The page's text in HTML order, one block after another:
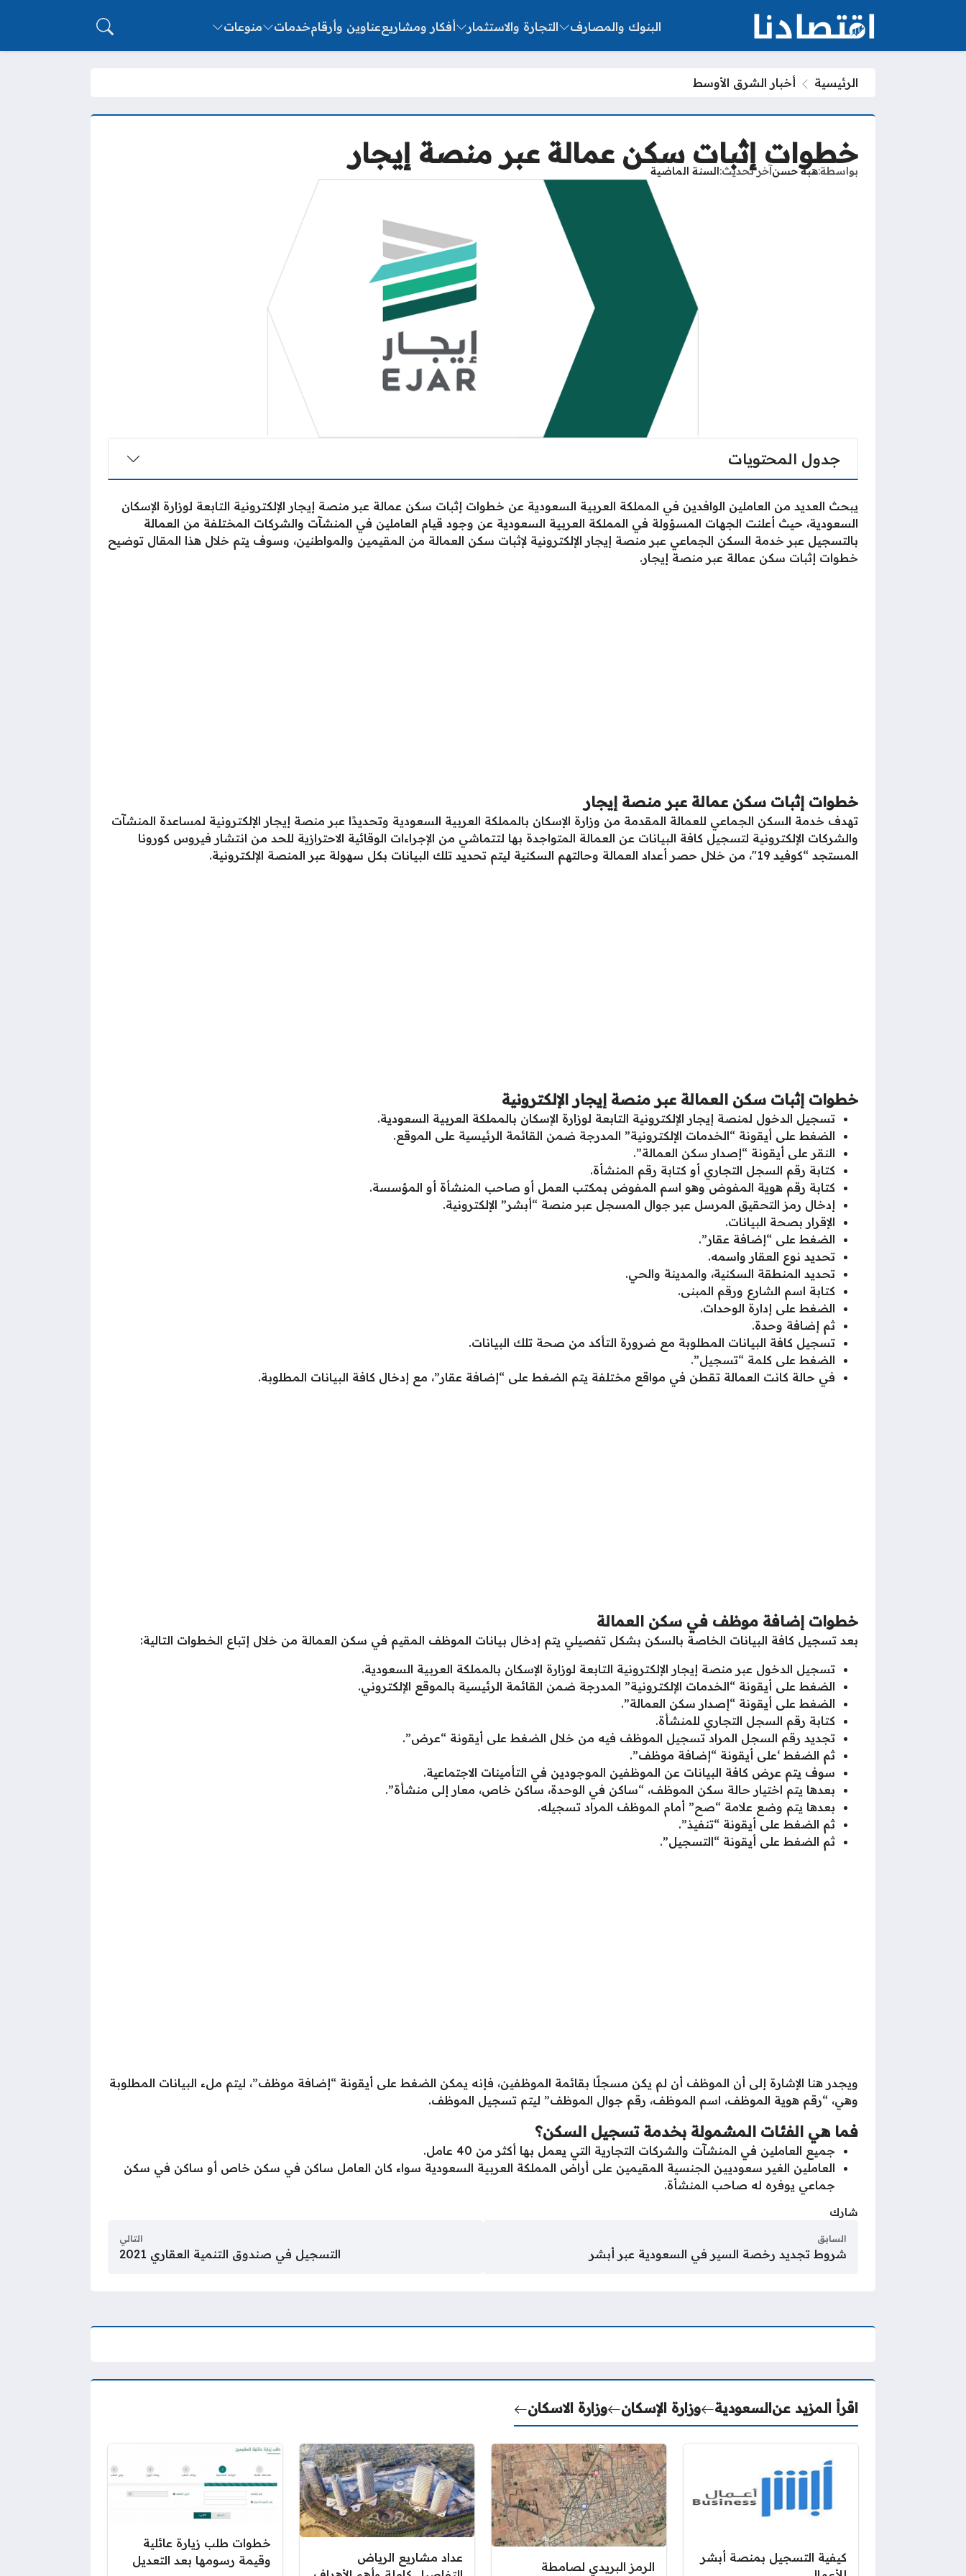
البنوك والمصارف التجارة والاستثمار أفكار ومشاريععناوين وأرقامخدمات منوعات
الرئيسية أخبار الشرق الأوسط
خطوات إثبات سكن عمالة عبر منصة إيجار
بواسطةهبة حسنآخر تحديث السنة الماضية
جدول المحتويات
يبحث العديد من العاملين الوافدين في المملكة العربية السعودية عن خطوات إثبات سكن عمالة عبر منصة إيجار الإلكترونية التابعة لوزارة الإسكان
السعودية، حيث أعلنت الجهات المسؤولة في المملكة العربية السعودية عن وجود قيام العاملين في المنشآت والشركات المختلفة من العمالة
بالتسجيل عبر خدمة السكن الجماعي عبر منصة إيجار الإلكترونية لإثبات سكن العمالة من المقيمين والمواطنين، وسوف يتم خلال هذا المقال توضيح
خطوات إثبات سكن عمالة عبر منصة إيجار.
خطوات إثبات سكن عمالة عبر منصة إيجار
تهدف خدمة السكن الجماعي للعمالة المقدمة من وزارة الإسكان بالمملكة العربية السعودية وتحديدًا عبر منصة إيجار الإلكترونية لمساعدة المنشآت
والشركات الإلكترونية لتسجيل كافة البيانات عن العمالة المتواجدة بها لتتماشي من الإجراءات الوقائية الاحترازية للحد من انتشار فيروس كورونا
المستجد “كوفيد 19″، من خلال حصر أعداد العمالة وحالتهم السكنية ليتم تحديد تلك البيانات بكل سهولة عبر المنصة الإلكترونية.
خطوات إثبات سكن العمالة عبر منصة إيجار الإلكترونية
تسجيل الدخول لمنصة إيجار الإلكترونية التابعة لوزارة الإسكان بالمملكة العربية السعودية.
الضغط على أيقونة “الخدمات الإلكترونية” المدرجة ضمن القائمة الرئيسية على الموقع.
النقر على أيقونة “إصدار سكن العمالة”.
كتابة رقم السجل التجاري أو كتابة رقم المنشأة.
كتابة رقم هوية المفوض وهو اسم المفوض بمكتب العمل أو صاحب المنشأة أو المؤسسة.
إدخال رمز التحقيق المرسل عبر جوال المسجل عبر منصة “أبشر” الإلكترونية.
الإقرار بصحة البيانات.
الضغط على “إضافة عقار”.
تحديد نوع العقار واسمه.
تحديد المنطقة السكنية، والمدينة والحي.
كتابة اسم الشارع ورقم المبنى.
الضغط على إدارة الوحدات.
ثم إضافة وحدة.
تسجيل كافة البيانات المطلوبة مع ضرورة التأكد من صحة تلك البيانات.
الضغط على كلمة “تسجيل”.
في حالة كانت العمالة تقطن في مواقع مختلفة يتم الضغط على “إضافة عقار”، مع إدخال كافة البيانات المطلوبة.
خطوات إضافة موظف في سكن العمالة
بعد تسجيل كافة البيانات الخاصة بالسكن بشكل تفصيلي يتم إدخال بيانات الموظف المقيم في سكن العمالة من خلال إتباع الخطوات التالية:
تسجيل الدخول عبر منصة إيجار الإلكترونية التابعة لوزارة الإسكان بالمملكة العربية السعودية.
الضغط على أيقونة “الخدمات الإلكترونية” المدرجة ضمن القائمة الرئيسية بالموقع الإلكتروني.
الضغط على أيقونة “إصدار سكن العمالة”.
كتابة رقم السجل التجاري للمنشأة.
تجديد رقم السجل المراد تسجيل الموظف فيه من خلال الضغط على أيقونة “عرض”.
ثم الضغط ‘على أيقونة “إضافة موظف”.
سوف يتم عرض كافة البيانات عن الموظفين الموجودين في التأمينات الاجتماعية.
بعدها يتم اختيار حالة سكن الموظف، “ساكن في الوحدة، ساكن خاص، معار إلى منشأة”.
بعدها يتم وضع علامة “صح” أمام الموظف المراد تسجيله.
ثم الضغط على أيقونة “تنفيذ”.
ثم الضغط على أيقونة “التسجيل”.
ويجدر هنا الإشارة إلى أن الموظف أن لم يكن مسجلًا بقائمة الموظفين، فإنه يمكن الضغط على أيقونة “إضافة موظف”، ليتم ملء البيانات المطلوبة
وهي، “رقم هوية الموظف، اسم الموظف، رقم جوال الموظف” ليتم تسجيل الموظف.
فما هي الفئات المشمولة بخدمة تسجيل السكن؟
جميع العاملين في المنشآت والشركات التجارية التي يعمل بها أكثر من 40 عامل.
العاملين الغير سعوديين الجنسية المقيمين على أراض المملكة العربية السعودية سواء كان العامل ساكن في سكن خاص أو ساكن في سكن
جماعي يوفره له صاحب المنشأة.
شارك
السابق
شروط تجديد رخصة السير في السعودية عبر أبشر
التالي
التسجيل في صندوق التنمية العقاري 2021
اقرأ المزيد عنالسعودية وزارة الإسكان وزارة الاسكان
كيفية التسجيل بمنصة أبشر
الرمز البريدي لصامطة
عداد مشاريع الرياض
خطوات طلب زيارة عائلية
وقيمة رسومها بعد التعديل